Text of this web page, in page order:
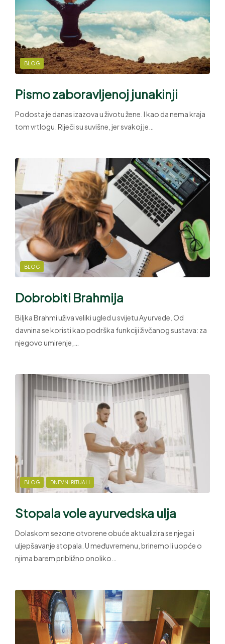
BLOG
Pismo zaboravljenoj junakinji
Podosta je danas izazova u životu žene. I kao da nema kraja
tom vrtlogu. Riječi su suvišne, jer svakoj je…
BLOG
Dobrobiti Brahmija
Biljka Brahmi uživa veliki ugled u svijetu Ayurvede. Od
davnina se koristi kao podrška funkciji živčanog sustava: za
njegovo umirenje,…
BLOG DNEVNI RITUALI
Stopala vole ayurvedska ulja
Dolaskom sezone otvorene obuće aktualizira se njega i
uljepšavanje stopala. U međuvremenu, brinemo li uopće o
njima barem približno onoliko…